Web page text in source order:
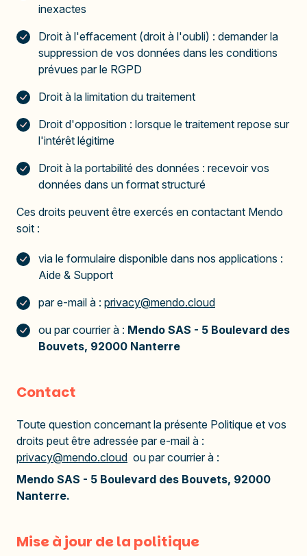
inexactes
Droit à l'effacement (droit à l'oubli) : demander la
suppression de vos données dans les conditions
prévues par le RGPD
Droit à la limitation du traitement
Droit d'opposition : lorsque le traitement repose sur
l'intérêt légitime
Droit à la portabilité des données : recevoir vos
données dans un format structuré
Ces droits peuvent être exercés en contactant Mendo
soit :
via le formulaire disponible dans nos applications :
Aide & Support
par e-mail à : privacy@mendo.cloud
ou par courrier à : Mendo SAS - 5 Boulevard des
Bouvets, 92000 Nanterre
Contact
Toute question concernant la présente Politique et vos
droits peut être adressée par e-mail à :
privacy@mendo.cloud ou par courrier à :
Mendo SAS - 5 Boulevard des Bouvets, 92000
Nanterre.
Mise à jour de la politique